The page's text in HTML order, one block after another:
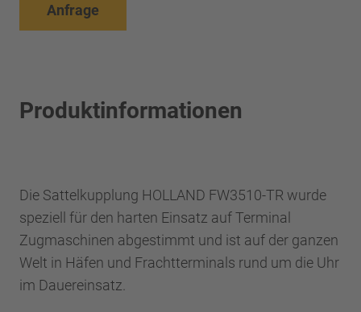
Anfrage
Produktinformationen
Die Sattelkupplung HOLLAND FW3510-TR wurde
speziell für den harten Einsatz auf Terminal
Zugmaschinen abgestimmt und ist auf der ganzen
Welt in Häfen und Frachtterminals rund um die Uhr
im Dauereinsatz.